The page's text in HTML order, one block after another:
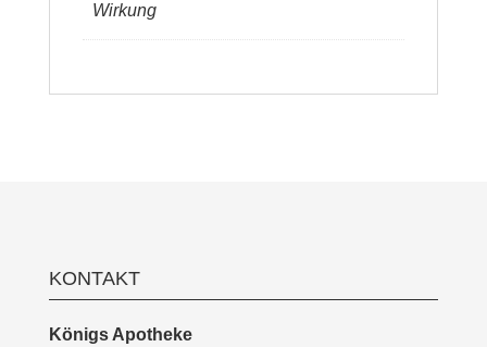
Wirkung
KONTAKT
Königs Apotheke